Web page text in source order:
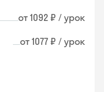
от 1092 ₽ / урок
от 1077 ₽ / урок